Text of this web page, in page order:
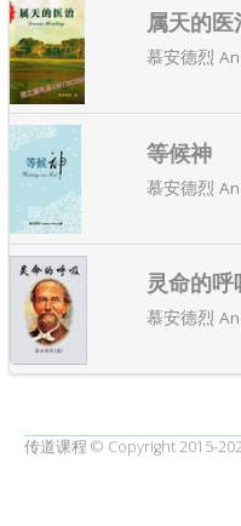
属天的
慕安德烈
等候神
慕安德烈
灵命的呼
慕安德烈
传道课程 © Copyright 2015-